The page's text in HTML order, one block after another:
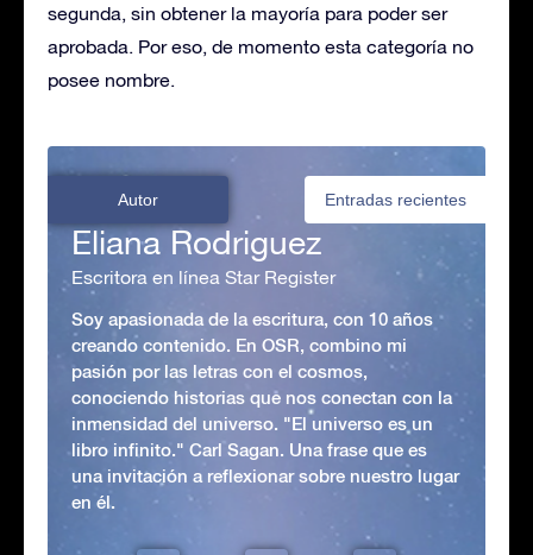
segunda, sin obtener la mayoría para poder ser
aprobada. Por eso, de momento esta categoría no
posee nombre.
Autor Entradas recientes
Eliana Rodriguez
Escritora en línea Star Register
Soy apasionada de la escritura, con 10 años
creando contenido. En OSR, combino mi
pasión por las letras con el cosmos,
conociendo historias que nos conectan con la
inmensidad del universo. "El universo es un
libro infinito." Carl Sagan. Una frase que es
una invitación a reflexionar sobre nuestro lugar
en él.